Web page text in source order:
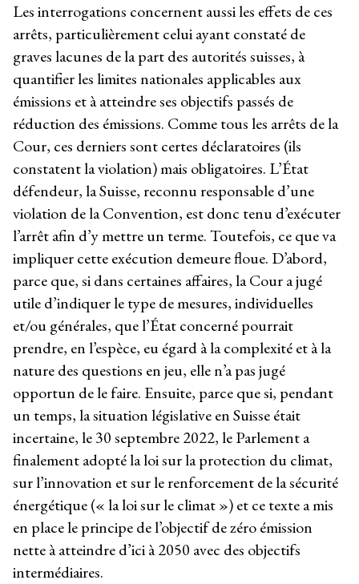
Les interrogations concernent aussi les effets de ces
arrêts, particulièrement celui ayant constaté de
graves lacunes de la part des autorités suisses, à
quantifier les limites nationales applicables aux
émissions et à atteindre ses objectifs passés de
réduction des émissions. Comme tous les arrêts de la
Cour, ces derniers sont certes déclaratoires (ils
constatent la violation) mais obligatoires. L’État
défendeur, la Suisse, reconnu responsable d’une
violation de la Convention, est donc tenu d’exécuter
l’arrêt afin d’y mettre un terme. Toutefois, ce que va
impliquer cette exécution demeure floue. D’abord,
parce que, si dans certaines affaires, la Cour a jugé
utile d’indiquer le type de mesures, individuelles
et/ou générales, que l’État concerné pourrait
prendre, en l’espèce, eu égard à la complexité et à la
nature des questions en jeu, elle n’a pas jugé
opportun de le faire. Ensuite, parce que si, pendant
un temps, la situation législative en Suisse était
incertaine, le 30 septembre 2022, le Parlement a
finalement adopté la loi sur la protection du climat,
sur l’innovation et sur le renforcement de la sécurité
énergétique (« la loi sur le climat ») et ce texte a mis
en place le principe de l’objectif de zéro émission
nette à atteindre d’ici à 2050 avec des objectifs
intermédiaires.